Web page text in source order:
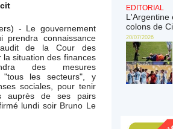
- Le gouvernement
prendra connaissance
de la Cour des
la situation des finances
des mesures
"tous les secteurs", y
sociales, pour tenir
auprès de ses pairs
lundi soir Bruno Le
EDITORIAL
L'Argentine
colons de
20/07/2026